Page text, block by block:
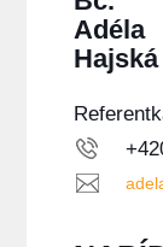
Adéla
Hajská